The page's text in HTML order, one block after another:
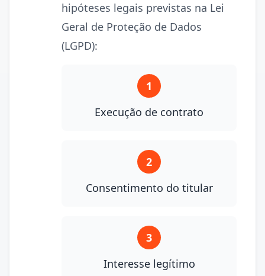
hipóteses legais previstas na Lei
Geral de Proteção de Dados
(LGPD):
1
Execução de contrato
2
Consentimento do titular
3
Interesse legítimo